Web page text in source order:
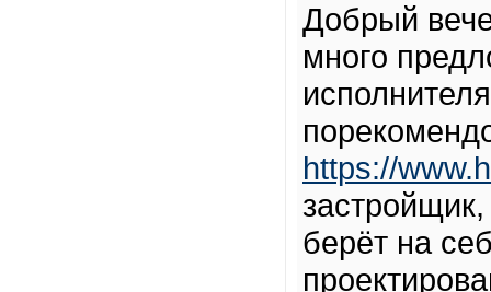
Добрый
много
https://
берёт на